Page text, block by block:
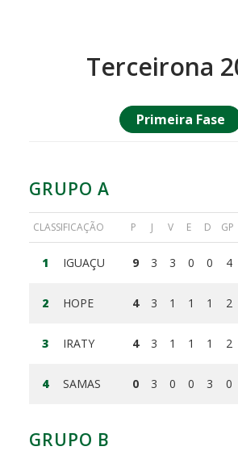
Terceirona
Primeira Fase
GRUPO A
CLASSIFICAÇÃO P J V E D GP
1 IGUAÇU 9 3 3 0 0 4
2 HOPE 4 3 1 1 1 2
3 IRATY 4 3 1 1 1 2
4 SAMAS 0 3 0 0 3 0
GRUPO B